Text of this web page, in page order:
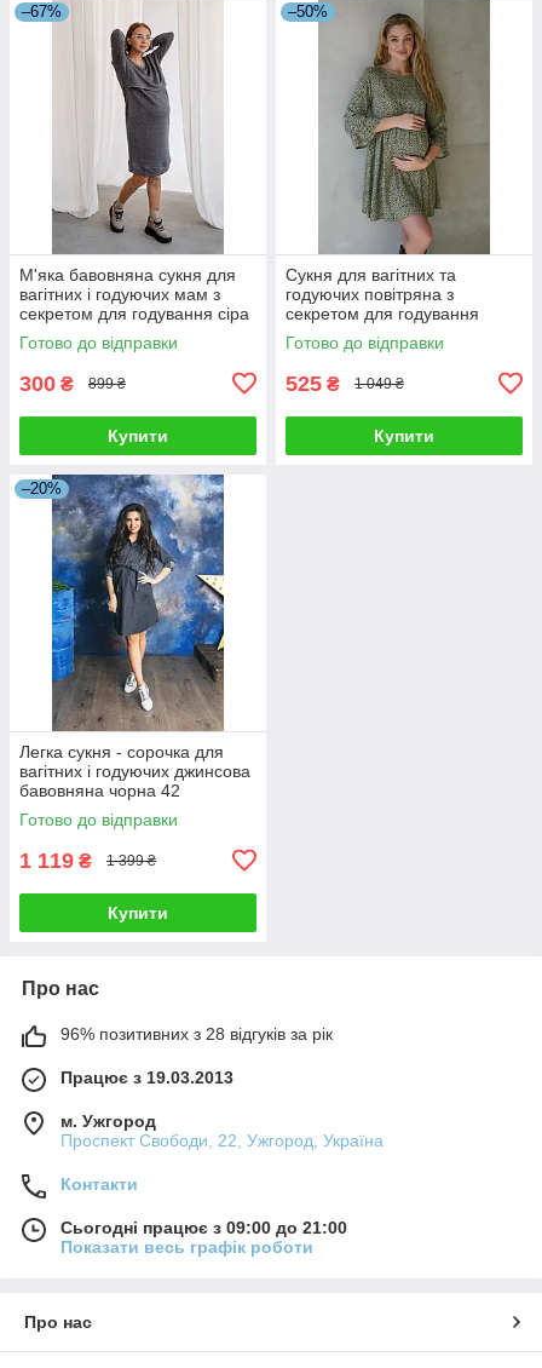
–67%
М'яка бавовняна сукня для
вагітних і годуючих мам з
секретом для годування сіра
42
Готово до відправки
300 ₴ 899 ₴
Купити
–50%
Сукня для вагітних та
годуючих повітряна з
секретом для годування
вільного крою хакі 42
Готово до відправки
525 ₴ 1 049 ₴
Купити
–20%
Легка сукня - сорочка для
вагітних і годуючих джинсова
бавовняна чорна 42
Готово до відправки
1 119 ₴ 1 399 ₴
Купити
Про нас
96% позитивних з 28 відгуків за рік
Працює з 19.03.2013
м. Ужгород
Проспект Свободи, 22, Ужгород, Україна
Контакти
Сьогодні працює з 09:00 до 21:00
Показати весь графік роботи
Про нас